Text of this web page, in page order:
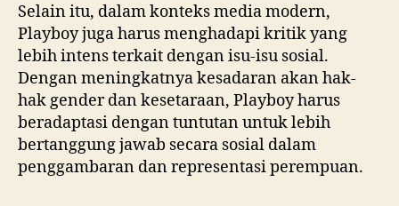
Selain itu, dalam konteks media modern,
Playboy juga harus menghadapi kritik yang
lebih intens terkait dengan isu-isu sosial.
Dengan meningkatnya kesadaran akan hak-
hak gender dan kesetaraan, Playboy harus
beradaptasi dengan tuntutan untuk lebih
bertanggung jawab secara sosial dalam
penggambaran dan representasi perempuan.